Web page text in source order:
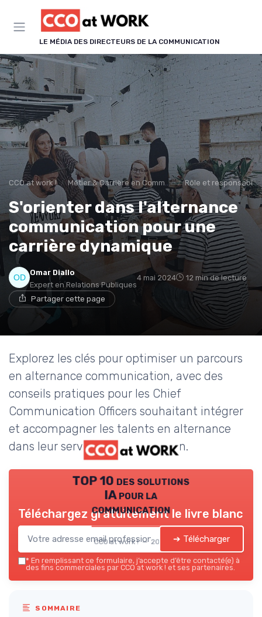
LE MÉDIA DES DIRECTEURS DE LA COMMUNICATION
CCO at work ! Métier & Carrière en Communication Rôle et
S'orienter dans l'alternance
communication pour une
carrière dynamique
Omar Diallo
Expert en Relations Publiques
4 mai 2024 12 min de lecture
Partager cette page
Explorez les clés pour optimiser un parcours
en alternance communication, avec des
conseils pratiques pour les Chief
Communication Officers souhaitant intégrer
et accompagner les talents en alternance
dans leur service communication.
TOP 10 des solutions
IA pour la
communication
CCO at work ! — 2026
Téléchargez gratuitement le livre blanc
➔ Télécharger
* En remplissant ce formulaire, j’accepte d’être contacté(e) à
des fins commerciales par CCO at work ! et ses partenaires.
SOMMAIRE
Panneau de gestion des cookies